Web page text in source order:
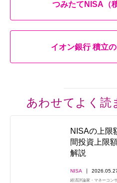
つみたてNISA（
イオン銀行 積立
あわせてよく読
NISAの上限
間投資上限
解説
NISA
経済評論家・マネーコン